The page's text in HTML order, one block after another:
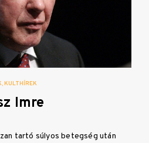
KULTHÍREK
Imre
tartó súlyos betegség után